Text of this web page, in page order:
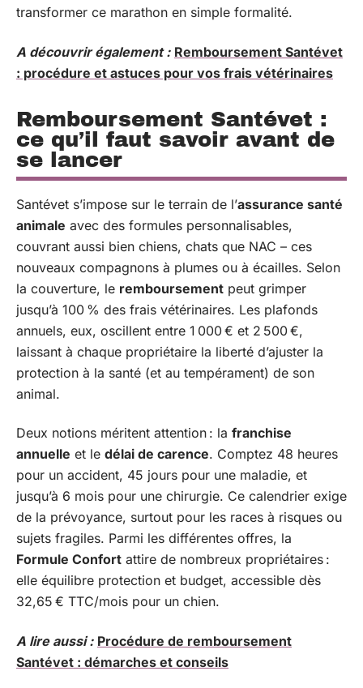
transformer ce marathon en simple formalité.
A découvrir également : Remboursement Santévet
: procédure et astuces pour vos frais vétérinaires
Remboursement Santévet :
ce qu’il faut savoir avant de
se lancer
Santévet s’impose sur le terrain de l’assurance santé
animale avec des formules personnalisables,
couvrant aussi bien chiens, chats que NAC – ces
nouveaux compagnons à plumes ou à écailles. Selon
la couverture, le remboursement peut grimper
jusqu’à 100 % des frais vétérinaires. Les plafonds
annuels, eux, oscillent entre 1 000 € et 2 500 €,
laissant à chaque propriétaire la liberté d’ajuster la
protection à la santé (et au tempérament) de son
animal.
Deux notions méritent attention : la franchise
annuelle et le délai de carence. Comptez 48 heures
pour un accident, 45 jours pour une maladie, et
jusqu’à 6 mois pour une chirurgie. Ce calendrier exige
de la prévoyance, surtout pour les races à risques ou
sujets fragiles. Parmi les différentes offres, la
Formule Confort attire de nombreux propriétaires :
elle équilibre protection et budget, accessible dès
32,65 € TTC/mois pour un chien.
A lire aussi : Procédure de remboursement
Santévet : démarches et conseils